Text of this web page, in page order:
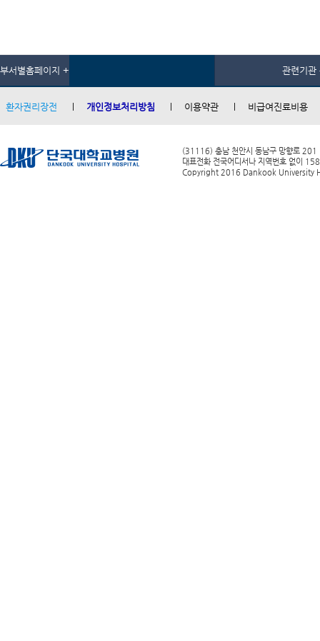
부서별홈페이지 + 관련기관
환자권리장전 개인정보처리방침 이용약관 비급여진료비용
(31116) 충남 천안시 동남구 망향로 201
대표전화 전국어디서나 지역번호 없이
Copyright 2016 Dankook University